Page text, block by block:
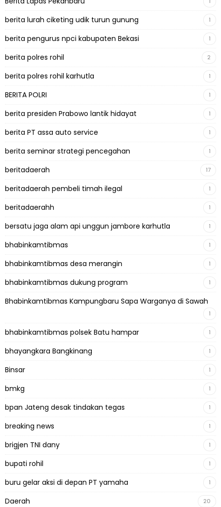
berita lurah ciketing udik turun gunung 1
berita pengurus npci kabupaten Bekasi 1
berita polres rohil 2
berita polres rohil karhutla 1
BERITA POLRI 1
berita presiden Prabowo lantik hidayat 1
berita PT assa auto service 1
berita seminar strategi pencegahan 1
beritadaerah 17
beritadaerah pembeli timah ilegal 1
beritadaerahh 1
bersatu jaga alam api unggun jambore karhutla 1
bhabinkamtibmas 1
bhabinkamtibmas desa merangin 1
bhabinkamtibmas dukung program 1
Bhabinkamtibmas Kampungbaru Sapa Warganya di Sawah
1
bhabinkamtibmas polsek Batu hampar 1
bhayangkara Bangkinang 1
Binsar 1
bmkg 1
bpan Jateng desak tindakan tegas 1
breaking news 1
brigjen TNI dany 1
bupati rohil 1
buru gelar aksi di depan PT yamaha 1
Daerah 20